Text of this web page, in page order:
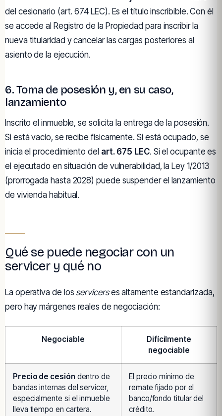
del cesionario (art. 674 LEC). Es el título inscribible. Con él
se accede al Registro de la Propiedad para inscribir la
nueva titularidad y cancelar las cargas posteriores al
asiento de la ejecución.
6. Toma de posesión y, en su caso,
lanzamiento
Inscrito el inmueble, se solicita la entrega de la posesión.
Si está vacío, se recibe físicamente. Si está ocupado, se
inicia el procedimiento del art. 675 LEC. Si el ocupante es
el ejecutado en situación de vulnerabilidad, la Ley 1/2013
(prorrogada hasta 2028) puede suspender el lanzamiento
de vivienda habitual.
Qué se puede negociar con un
servicer y qué no
La operativa de los servicerses altamente estandarizada,
pero hay márgenes reales de negociación:
Negociable
Difícilmente
negociable
Precio de cesión dentro de
bandas internas del servicer,
especialmente si el inmueble
lleva tiempo en cartera.
El precio mínimo de
remate fijado por el
banco/fondo titular del
crédito.